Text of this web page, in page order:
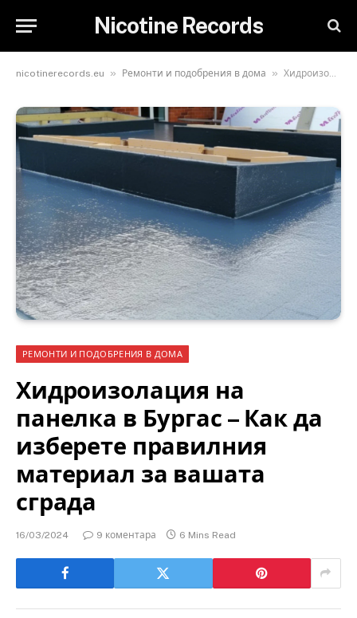
Nicotine Records
nicotinerecords.eu » Ремонти и подобрения в дома » Хидроизолация на панелка в Бургас – Как да изберете правилния материал за вашата сграда
РЕМОНТИ И ПОДОБРЕНИЯ В ДОМА
Хидроизолация на
панелка в Бургас – Как да
изберете правилния
материал за вашата
сграда
16/03/2024 9 коментара 6 Mins Read